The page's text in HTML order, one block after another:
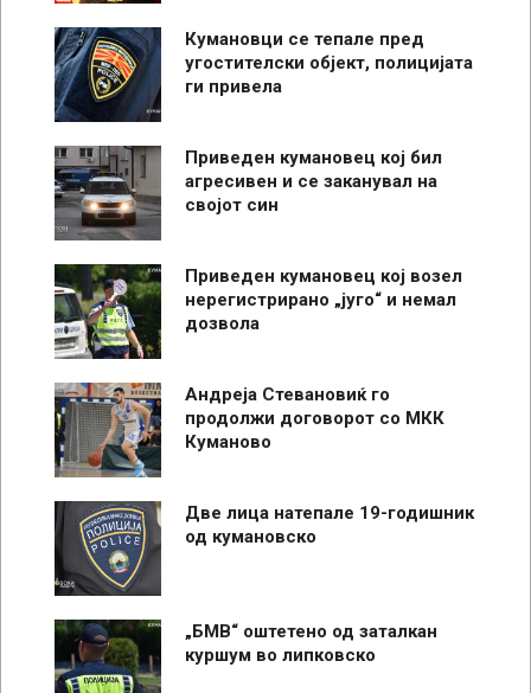
Кумановци се тепале пред
угостителски објект, полицијата
ги привела
Приведен кумановец кој бил
агресивен и се заканувал на
својот син
Приведен кумановец кој возел
нерегистрирано „југо“ и немал
дозвола
Андреја Стевановиќ го
продолжи договорот со МКК
Куманово
Две лица натепале 19-годишник
од кумановско
„БМВ“ оштетено од заталкан
куршум во липковско